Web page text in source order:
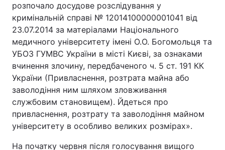
розпочало досудове розслідування у
кримінальній справі № 12014100000001041 від
23.07.2014 за матеріалами Національного
медичного університету імені О.О. Богомольця та
УБОЗ ГУМВС України в місті Києві, за ознаками
вчинення злочину, передбаченого ч. 5 ст. 191 КК
України (Привласнення, розтрата майна або
заволодіння ним шляхом зловживання
службовим становищем). Йдеться про
привласнення, розтрату та заволодіння майном
університету в особливо великих розмірах».
На початку червня після голосування вищого